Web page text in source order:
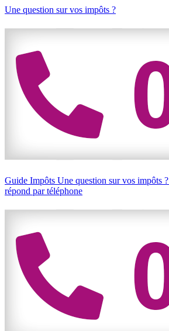
Une question sur vos impôts ?
Guide Impôts Une question sur vos impôts ?
répond par téléphone